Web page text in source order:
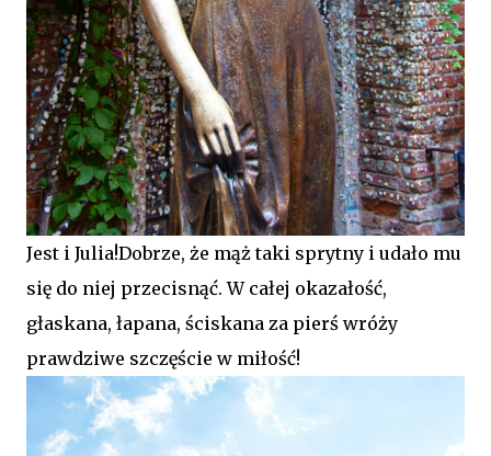
Jest i Julia!Dobrze, że mąż taki sprytny i udało mu
się do niej przecisnąć. W całej okazałość,
głaskana, łapana, ściskana za pierś wróży
prawdziwe szczęście w miłość!